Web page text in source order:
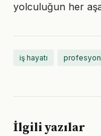
yolculuğun her
iş hayatı
İlgili yazılar